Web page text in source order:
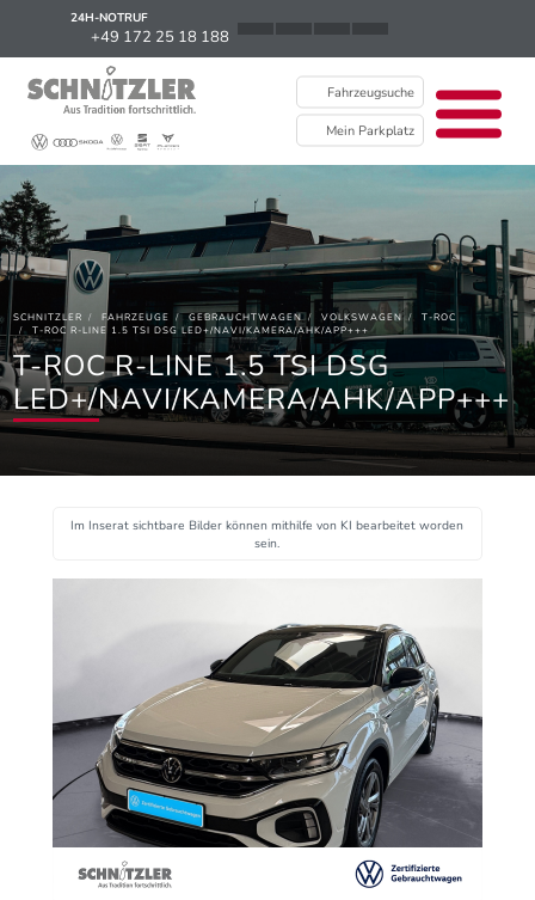
24H-NOTRUF
+49 172 25 18 188
Fahrzeugsuche
Mein Parkplatz
News
Kontakt / Standorte
Über uns
Newsletter
EU Data Act
SCHNITZLER FAHRZEUGE GEBRAUCHTWAGEN VOLKSWAGEN
T-ROC
T-ROC R-LINE 1.5 TSI DSG LED+/NAVI/KAMERA/AHK/APP+++
T-ROC R-LINE 1.5 TSI DSG
LED+/NAVI/KAMERA/AHK/APP+++
Im Inserat sichtbare Bilder können mithilfe von KI bearbeitet worden
sein.